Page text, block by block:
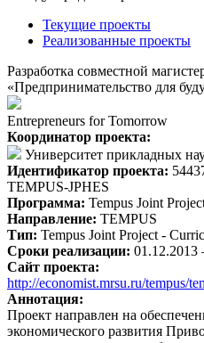
Текущие проекты
Реализованные проекты
Разработка совместной
«Предпринимательство для
Entrepreneurs for Tomorrow
Координатор проекта:
Университет прикладных
Идентификатор проекта:
TEMPUS-JPHES
Программа: Tempus Joint
Направление: TEMPUS
Тип: Tempus Joint Project -
Сроки реализации: 01.12.2013
Сайт проекта:
http://economist.mrsu.ru/tempus/
Аннотация:
Проект направлен на
экономического развития